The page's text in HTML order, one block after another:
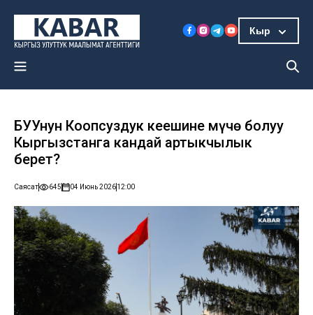
Кыр
БУУнун Коопсуздук кеңешине мүчө болуу
Кыргызстанга кандай артыкчылык
берет?
Саясат 645 04 Июнь 202612:00